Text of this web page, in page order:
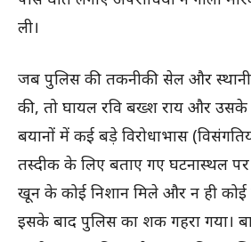
ली।
जब पुलिस की तकनीकी सेल और
की, तो घायल रवि बख्श राय और उसके
बयानों में कई बड़े विरोधाभास
तस्दीक के लिए बताए गए घटनास्थल पर
खून के कोई निशान मिले और न ही
इसके बाद पुलिस का शक गहरा गया।